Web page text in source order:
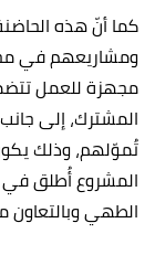
كما أنّ هذه
ومشاريعهم في
مجهزة للعمل
المشترك، إلى
تُموّلهم، وذلك
الطهي وبالتعاون مع